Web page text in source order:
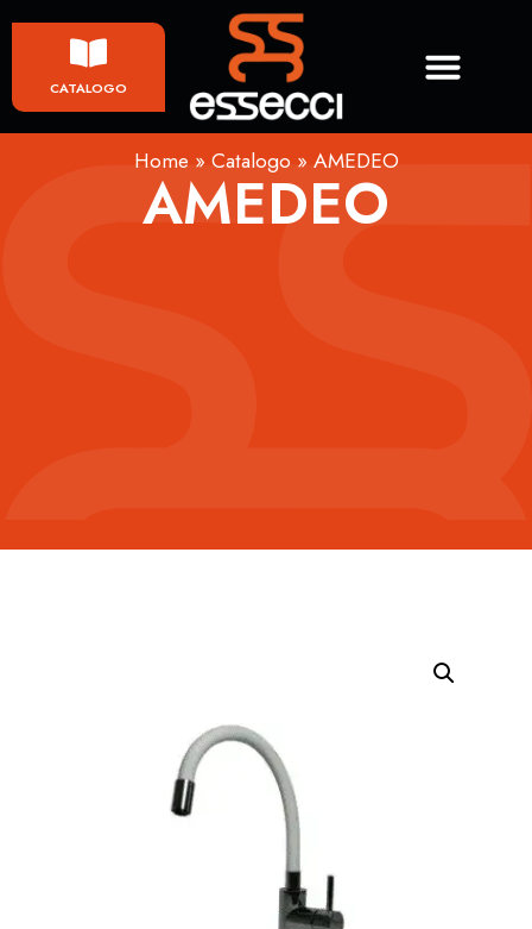
CATALOGO
Home » Catalogo » AMEDEO
AMEDEO